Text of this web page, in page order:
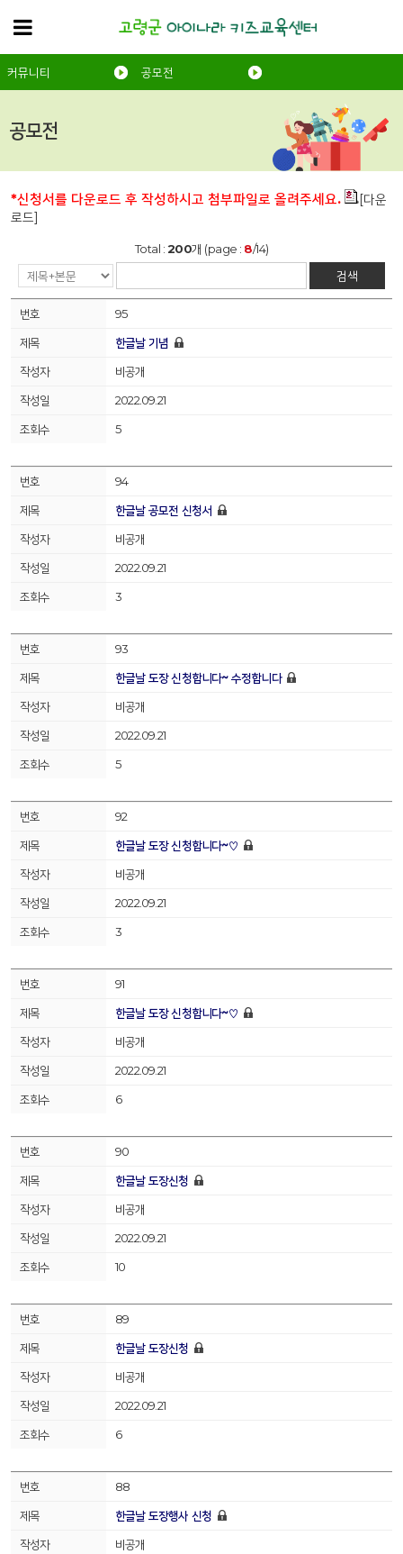
공모전
커뮤니티 공모전
*신청서를 다운로드 후 작성하시고 첨부파일로 올려주세요.
[다운
로드]
Total :200개 (page : 8/14)
검색
95
한글날 기념
비공개
2022.09.21
5
94
한글날 공모전 신청서
비공개
2022.09.21
3
93
한글날 도장 신청합니다~ 수정합니다
비공개
2022.09.21
5
92
한글날 도장 신청합니다~♡
비공개
2022.09.21
3
91
한글날 도장 신청합니다~♡
비공개
2022.09.21
6
90
한글날 도장신청
비공개
2022.09.21
10
89
한글날 도장신청
비공개
2022.09.21
6
88
한글날 도장행사 신청
비공개